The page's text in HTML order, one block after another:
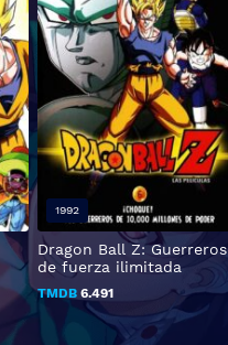
Dragon Ball Z: Guerreros
de fuerza ilimitada
TMDB6.491
1992